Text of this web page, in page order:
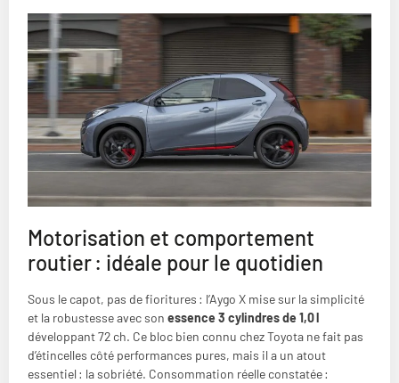
Motorisation et comportement
routier : idéale pour le quotidien
Sous le capot, pas de fioritures : l’Aygo X mise sur la simplicité
et la robustesse avec son essence 3 cylindres de 1,0 l
développant 72 ch. Ce bloc bien connu chez Toyota ne fait pas
d’étincelles côté performances pures, mais il a un atout
essentiel : la sobriété. Consommation réelle constatée :